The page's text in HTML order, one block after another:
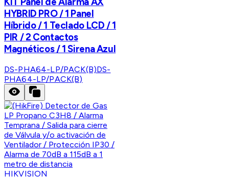
HYBRID PRO / 1 Panel
Híbrido / 1 Teclado LCD / 1
PIR / 2 Contactos
Magnéticos / 1 Sirena Azul
DS-PHA64-LP/PACK(B)DS-
PHA64-LP/PACK(B)
HIKVISION